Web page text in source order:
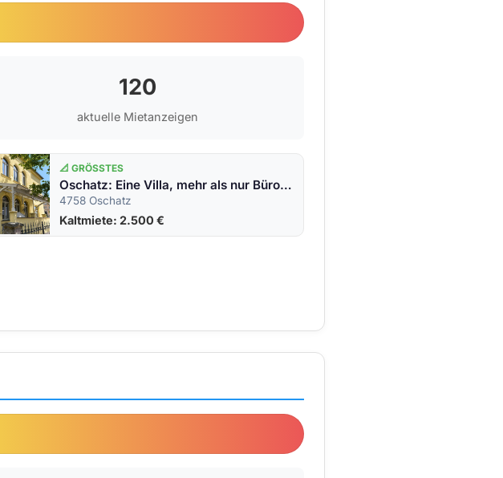
120
aktuelle Mietanzeigen
📐 GRÖSSTES
Oschatz: Eine Villa, mehr als nur Büro oder Praxis. Ihr neues Domizil, ein Denkmal für Ihren Erfolg.
4758 Oschatz
Kaltmiete: 2.500 €